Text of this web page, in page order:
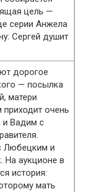
цель —
серии Анжела
Сергей душит
дорогое
— посылка
матери
очень
и Вадим с
Любецким и
На аукционе в
история:
мать